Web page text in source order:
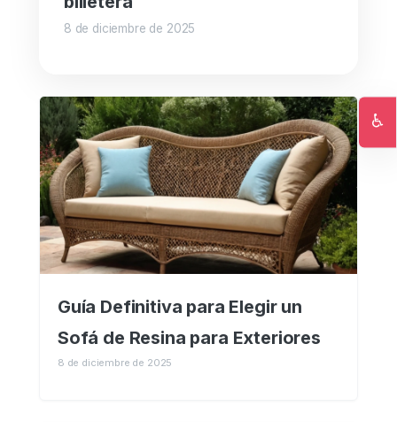
8 de diciembre de 2025
Guía Definitiva para Elegir un
Sofá de Resina para Exteriores
8 de diciembre de 2025
♿